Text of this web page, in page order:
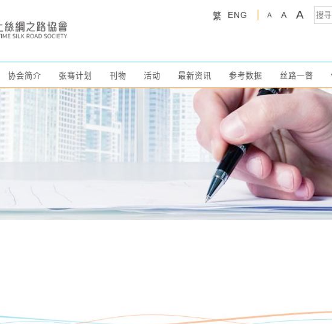
繁 ENG A A A
协会简介 张骞计划 刊物 活动 最新资讯 参考数据 丝路一瞥